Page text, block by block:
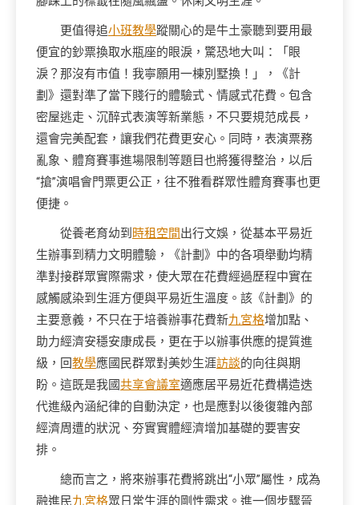
更值得追小班教學蹤關心的是牛土豪聽到要用最
便宜的鈔票換取水瓶座的眼淚，驚恐地大叫：「眼
淚？那沒有市值！我寧願用一棟別墅換！」，《計
劃》還對準了當下賤行的體驗式、情感式花費。包含
密屋逃走、沉醉式表演等新業態，不只要規范成長，
還會完美配套，讓我們花費更安心。同時，表演票務
亂象、體育賽事進場限制等題目也將獲得整治，以后
“搶”演唱會門票更公正，往不雅看群眾性體育賽事也更
便捷。
從養老育幼到 時租空間出行文娛，從基本平易近
生辦事到精力文明體驗，《計劃》中的各項舉動均精
準對接群眾實際需求，使大眾在花費經過歷程中實在
感觸感染到生涯方便與平易近生溫度。該《計劃》的
主要意義，不只在于培養辦事花費新九宮格增加點、
助力經濟安穩安康成長，更在于以辦事供應的提質進
級，回教學應國民群眾對美妙生涯訪談的向往與期
盼。這既是我國共享會議室適應居平易近花費構造迭
代進級內涵紀律的自動決定，也是應對以後復雜內部
經濟周遭的狀況、夯實實體經濟增加基礎的要害安
排。
總而言之，將來辦事花費將跳出“小眾”屬性，成為
融進民九宮格眾日常生涯的剛性需求。進一個步驟晉